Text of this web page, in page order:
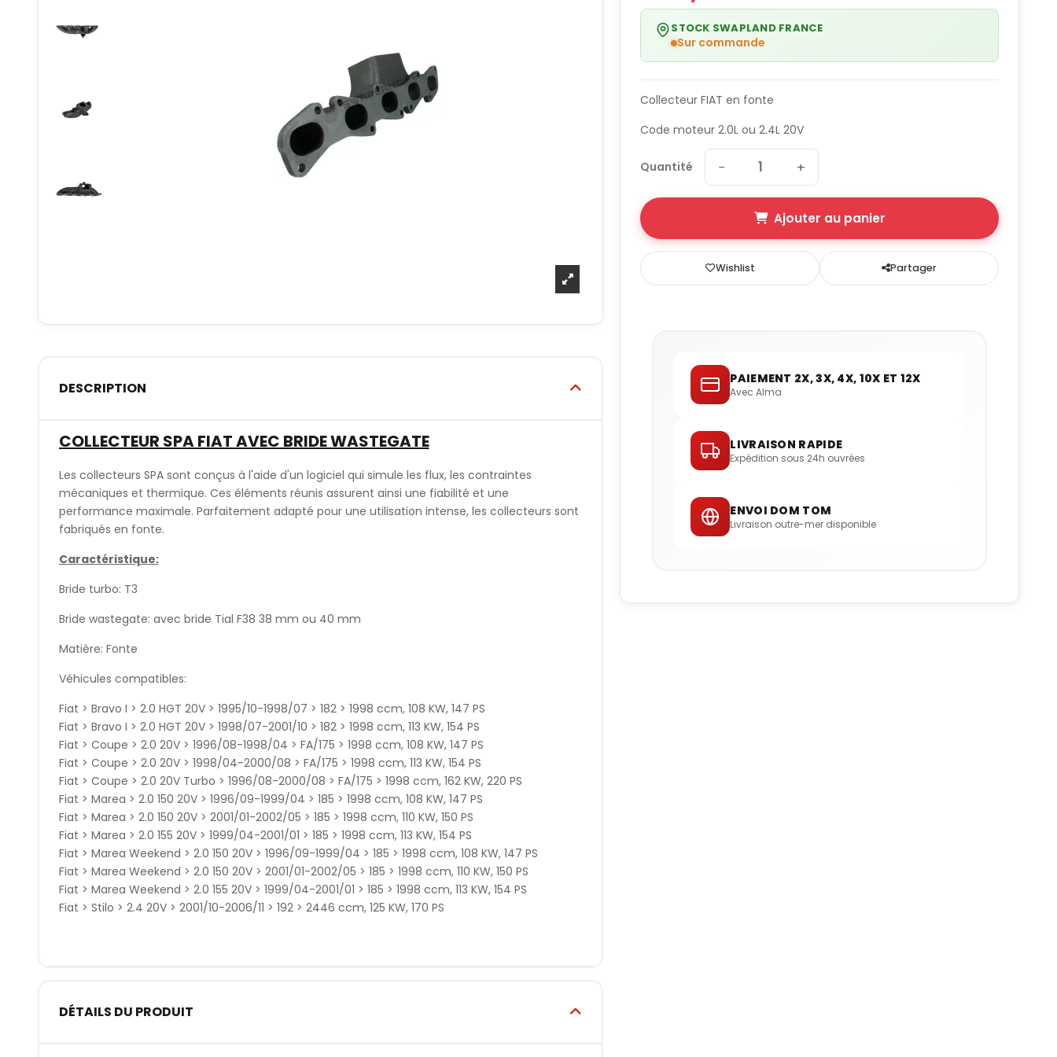
DESCRIPTION
COLLECTEUR SPA FIAT AVEC BRIDE WASTEGATE
Les collecteurs SPA sont conçus à l'aide d'un logiciel qui simule les flux, les contraintes
mécaniques et thermique. Ces éléments réunis assurent ainsi une fiabilité et une
performance maximale. Parfaitement adapté pour une utilisation intense, les collecteurs sont
fabriqués en fonte.
Caractéristique:
Bride turbo: T3
Bride wastegate: avec bride Tial F38 38 mm ou 40 mm
Matière: Fonte
Véhicules compatibles:
Fiat > Bravo I > 2.0 HGT 20V > 1995/10-1998/07 > 182 > 1998 ccm, 108 KW, 147 PS
Fiat > Bravo I > 2.0 HGT 20V > 1998/07-2001/10 > 182 > 1998 ccm, 113 KW, 154 PS
Fiat > Coupe > 2.0 20V > 1996/08-1998/04 > FA/175 > 1998 ccm, 108 KW, 147 PS
Fiat > Coupe > 2.0 20V > 1998/04-2000/08 > FA/175 > 1998 ccm, 113 KW, 154 PS
Fiat > Coupe > 2.0 20V Turbo > 1996/08-2000/08 > FA/175 > 1998 ccm, 162 KW, 220 PS
Fiat > Marea > 2.0 150 20V > 1996/09-1999/04 > 185 > 1998 ccm, 108 KW, 147 PS
Fiat > Marea > 2.0 150 20V > 2001/01-2002/05 > 185 > 1998 ccm, 110 KW, 150 PS
Fiat > Marea > 2.0 155 20V > 1999/04-2001/01 > 185 > 1998 ccm, 113 KW, 154 PS
Fiat > Marea Weekend > 2.0 150 20V > 1996/09-1999/04 > 185 > 1998 ccm, 108 KW, 147 PS
Fiat > Marea Weekend > 2.0 150 20V > 2001/01-2002/05 > 185 > 1998 ccm, 110 KW, 150 PS
Fiat > Marea Weekend > 2.0 155 20V > 1999/04-2001/01 > 185 > 1998 ccm, 113 KW, 154 PS
Fiat > Stilo > 2.4 20V > 2001/10-2006/11 > 192 > 2446 ccm, 125 KW, 170 PS
DÉTAILS DU PRODUIT
STOCK SWAPLAND FRANCE
Sur commande
Collecteur FIAT en fonte
Code moteur 2.0L ou 2.4L 20V
Quantité − +
Ajouter au panier
Wishlist Partager
PAIEMENT 2X, 3X, 4X, 10X ET 12X
Avec Alma
LIVRAISON RAPIDE
Expédition sous 24h ouvrées
ENVOI DOM TOM
Livraison outre-mer disponible